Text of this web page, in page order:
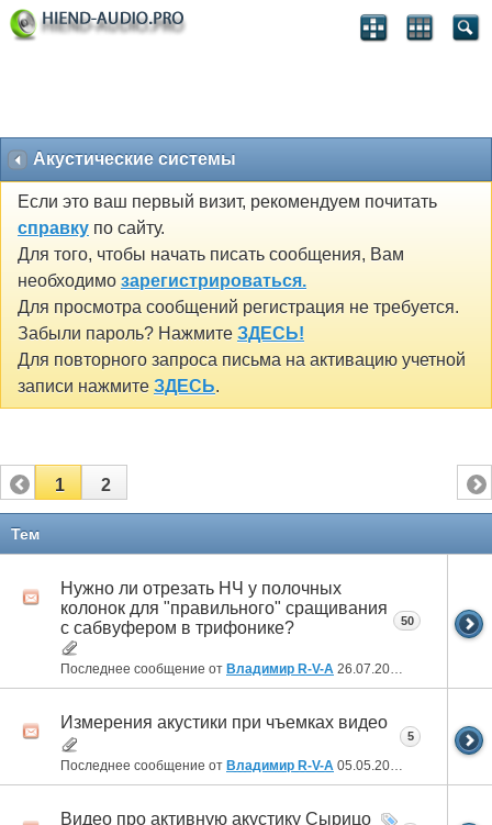
Акустические системы
Если это ваш первый визит, рекомендуем почитать
справку по сайту.
Для того, чтобы начать писать сообщения, Вам
необходимо зарегистрироваться.
Для просмотра сообщений регистрация не требуется.
Забыли пароль? Нажмите ЗДЕСЬ!
Для повторного запроса письма на активацию учетной
записи нажмите ЗДЕСЬ.
1 2
Тем
Нужно ли отрезать НЧ у полочных
колонок для "правильного" сращивания
с сабвуфером в трифонике?
Последнее сообщение от Владимир R-V-A 26.07.2026
50
Измерения акустики при чъемках видео
Последнее сообщение от Владимир R-V-A 05.05.2026
5
Видео про активную акустику Сырицо